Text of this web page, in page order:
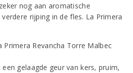
nog aan aromatische
rijping in de fles. La Primera
gelaagde geur van kers, pruim,